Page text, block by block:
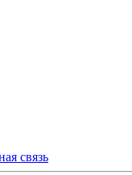
связь